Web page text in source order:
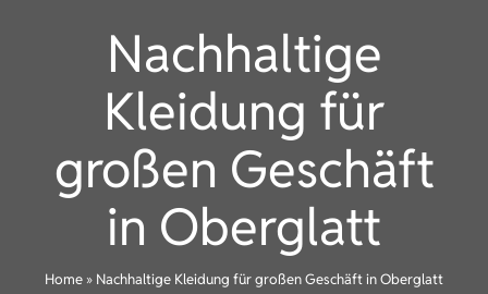
ÜBER UNS
DIENSTLEISTUNGEN
BEKLEIDUNG
REFERENZEN
Nachhaltige
Kleidung für
großen Geschäft
in Oberglatt
Home » Nachhaltige Kleidung für großen Geschäft in Oberglatt